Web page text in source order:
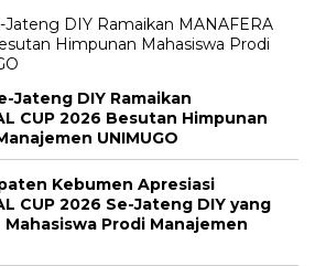
Jateng DIY Ramaikan
CUP 2026 Besutan Himpunan
UNIMUGO
Kebumen Apresiasi
CUP 2026 Se-Jateng DIY yang
Prodi Manajemen